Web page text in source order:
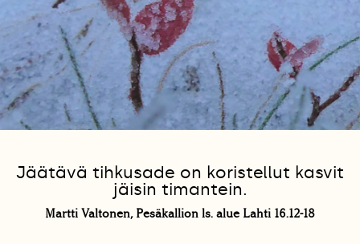
Jäätävä tihkusade on koristellut kasvit
jäisin timantein.
Martti Valtonen, Pesäkallion ls. alue Lahti 16.12-18